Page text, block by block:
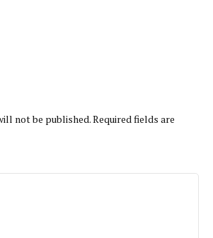
not be published. Required fields are